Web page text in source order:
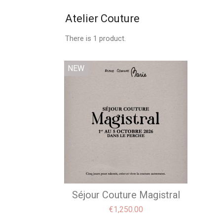
Atelier Couture
There is 1 product.
Séjour Couture Magistral
Price
€1,250.00
NEW